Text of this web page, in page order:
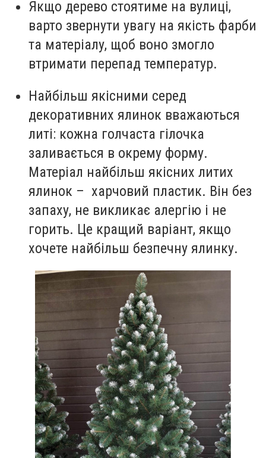
Якщо дерево стоятиме на вулиці,
варто звернути увагу на якість фарби
та матеріалу, щоб воно змогло
втримати перепад температур.
Найбільш якісними серед
декоративних ялинок вважаються
литі: кожна голчаста гілочка
заливається в окрему форму.
Матеріал найбільш якісних литих
ялинок – харчовий пластик. Він без
запаху, не викликає алергію і не
горить. Це кращий варіант, якщо
хочете найбільш безпечну ялинку.